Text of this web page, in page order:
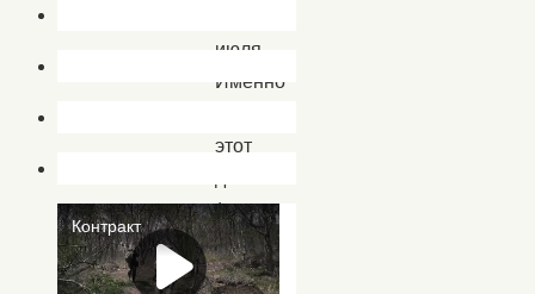
июля.
Именно
этот
(а
по
старому